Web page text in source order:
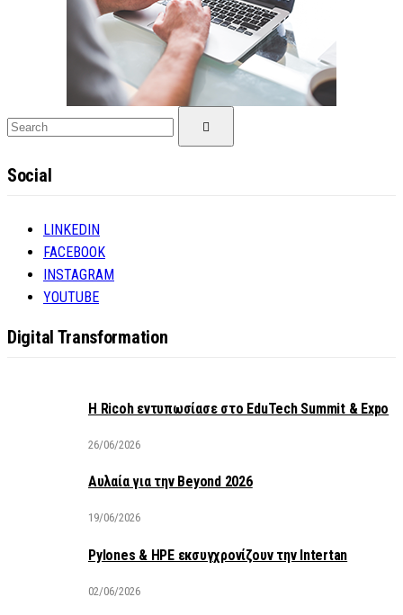
Search
for:
Social
LINKEDIN
FACEBOOK
INSTAGRAM
YOUTUBE
Digital Transformation
Η Ricoh εντυπωσίασε στο EduTech Summit & Expo
26/06/2026
Αυλαία για την Beyond 2026
19/06/2026
Pylones & HPE εκσυγχρονίζουν την Intertan
02/06/2026